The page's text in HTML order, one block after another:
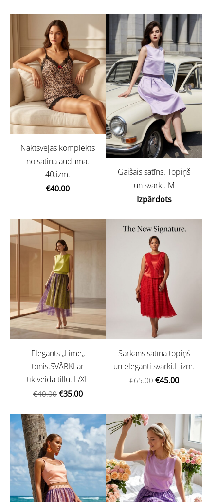
Naktsveļas komplekts
no satina auduma.
40.izm.
€40.00
Gaišais satīns. Topiņš
un svārki. M
Izpārdots
Elegants ,,Lime,,
tonis.SVĀRKI ar
tīklveida tillu. L/XL
€40.00 €35.00
Sarkans satīna topiņš
un eleganti svārki.L izm.
€65.00 €45.00